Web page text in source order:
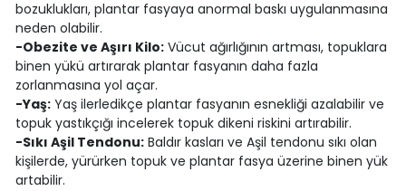
bozuklukları, plantar fasyaya anormal baskı uygulanmasına
neden olabilir.
-Obezite ve Aşırı Kilo:Vücut ağırlığının artması, topuklara
binen yükü artırarak plantar fasyanın daha fazla
zorlanmasına yol açar.
-Yaş:Yaş ilerledikçe plantar fasyanın esnekliği azalabilir ve
topuk yastıkçığı incelerek topuk dikeni riskini artırabilir.
-Sıkı Aşil Tendonu:Baldır kasları ve Aşil tendonu sıkı olan
kişilerde, yürürken topuk ve plantar fasya üzerine binen yük
artabilir.